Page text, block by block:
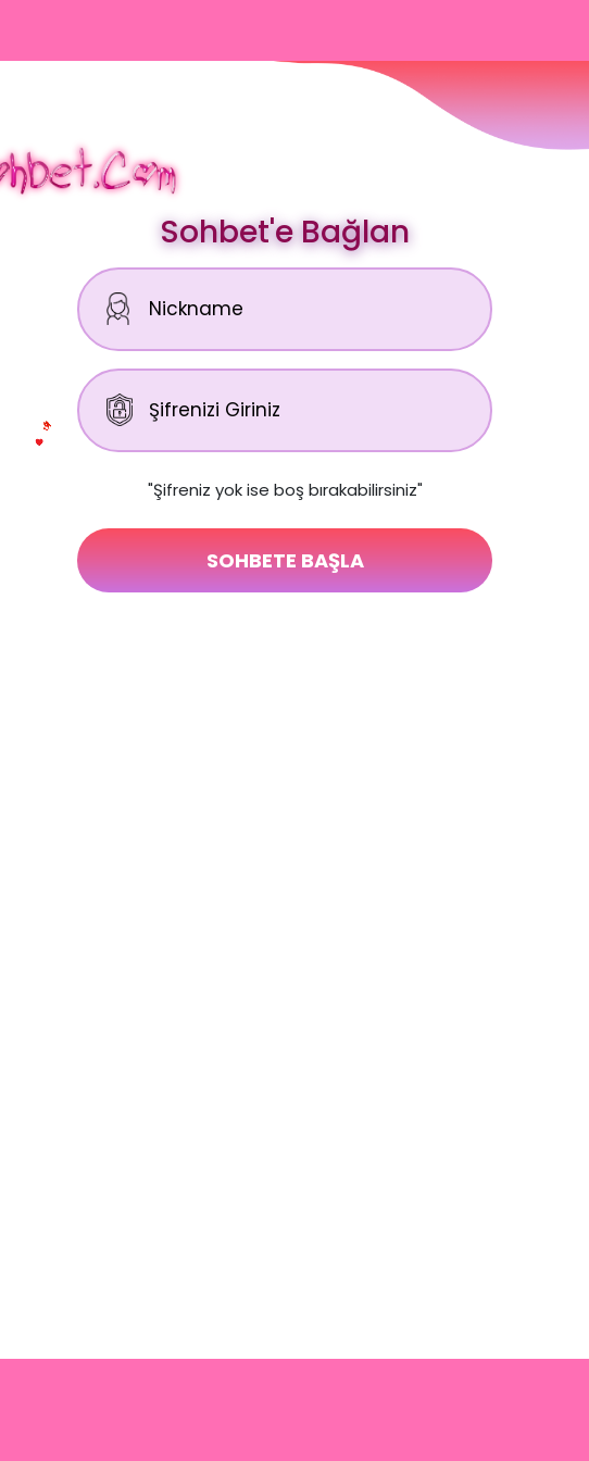
Sohbet'e Bağlan
"Şifreniz yok ise boş bırakabilirsiniz"
SOHBETE BAŞLA